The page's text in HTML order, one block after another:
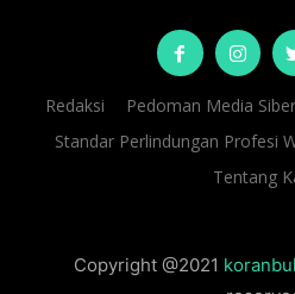
Redaksi Pedoman Media Siber
Standar Perlindungan Profesi
Tentang
Copyright @2021